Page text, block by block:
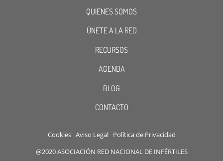
QUIENES SOMOS
ÚNETE A LA RED
RECURSOS
AGENDA
BLOG
CONTACTO
Cookies Aviso Legal Política de Privacidad
@2020 ASOCIACIÓN RED NACIONAL DE INFÉRTILES